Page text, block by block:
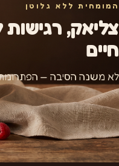
המומחית ללא גלוטן
צליאק,
חיים
לא משנה הסיבה —